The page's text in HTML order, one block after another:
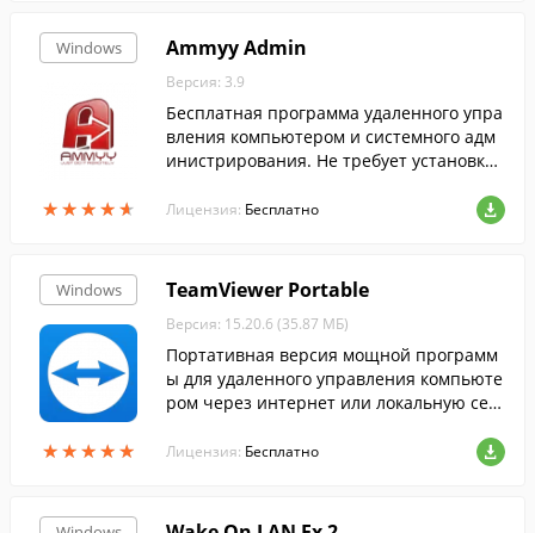
Windows
★★★★★
★★★★★
Ammyy Admin
Версия: 3.9
Бесплатная программа удаленного упра
вления компьютером и системного адм
инистрирования. Не требует установки
зу после запуска. Работает со всеми изв
Лицензия: Бесплатно
Windows
★★★★★
★★★★★
TeamViewer Portable
Версия: 15.20.6 (35.87 МБ)
Портативная версия мощной программ
ы для удаленного управления компьюте
ром через интернет или локальную сет
Лицензия: Бесплатно